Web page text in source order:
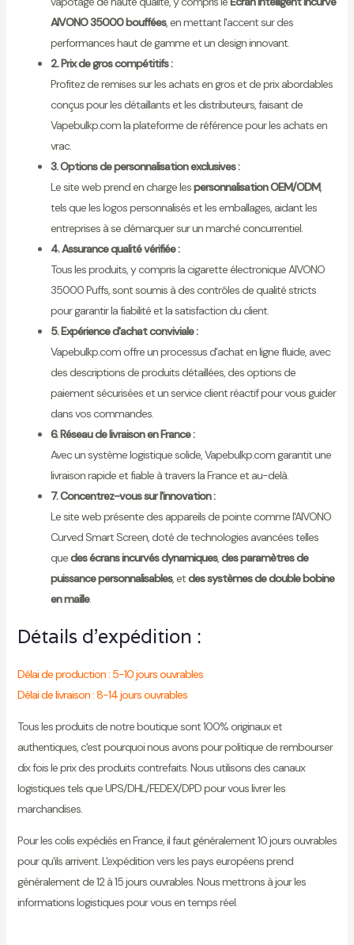
AIVONO 35000 bouffées, en mettant l'accent sur des
performances haut de gamme et un design innovant.
2. Prix de gros compétitifs :
Profitez de remises sur les achats en gros et de prix abordables
conçus pour les détaillants et les distributeurs, faisant de
Vapebulkp.com la plateforme de référence pour les achats en
vrac.
3. Options de personnalisation exclusives :
Le site web prend en charge lespersonnalisation OEM/ODM,
tels que les logos personnalisés et les emballages, aidant les
entreprises à se démarquer sur un marché concurrentiel.
4. Assurance qualité vérifiée :
Tous les produits, y compris la cigarette électronique AIVONO
35000 Puffs, sont soumis à des contrôles de qualité stricts
pour garantir la fiabilité et la satisfaction du client.
5. Expérience d'achat conviviale :
Vapebulkp.com offre un processus d'achat en ligne fluide, avec
des descriptions de produits détaillées, des options de
paiement sécurisées et un service client réactif pour vous guider
dans vos commandes.
6. Réseau de livraison en France :
Avec un système logistique solide, Vapebulkp.com garantit une
livraison rapide et fiable à travers la France et au-delà.
7. Concentrez-vous sur l'innovation :
Le site web présente des appareils de pointe comme l'AIVONO
Curved Smart Screen, doté de technologies avancées telles
quedes écrans incurvés dynamiques, des paramètres de
puissance personnalisables, etdes systèmes de double bobine
en maille.
Détails d'expédition :
Délai de production : 5-10 jours ouvrables
Délai de livraison : 8-14 jours ouvrables
Tous les produits de notre boutique sont 100% originaux et
authentiques, c'est pourquoi nous avons pour politique de rembourser
dix fois le prix des produits contrefaits. Nous utilisons des canaux
logistiques tels que UPS/DHL/FEDEX/DPD pour vous livrer les
marchandises.
Pour les colis expédiés en France, il faut généralement 10 jours ouvrables
pour qu'ils arrivent. L'expédition vers les pays européens prend
généralement de 12 à 15 jours ouvrables. Nous mettrons à jour les
informations logistiques pour vous en temps réel.